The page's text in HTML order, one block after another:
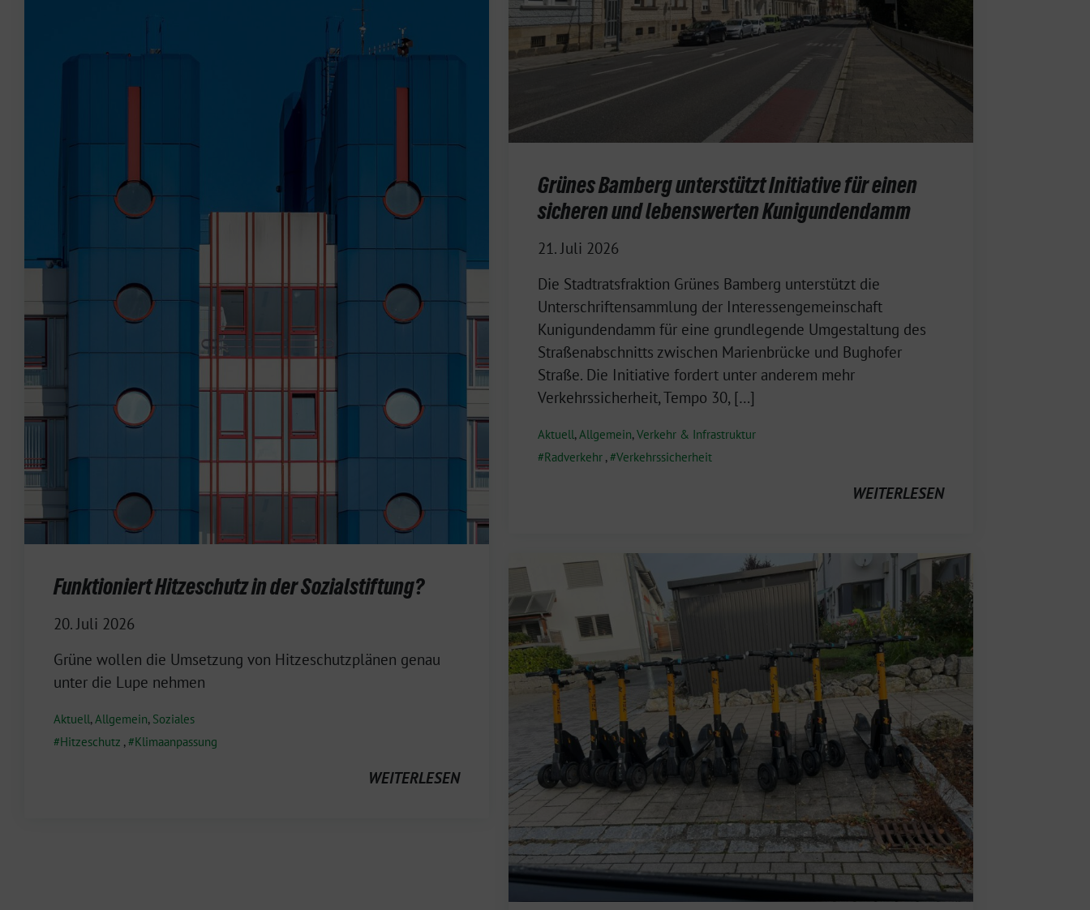
Grünes Bamberg unterstützt Initiative für einen
sicheren und lebenswerten Kunigundendamm
21. Juli 2026
Die Stadtratsfraktion Grünes Bamberg unterstützt die
Unterschriftensammlung der Interessengemeinschaft
Kunigundendamm für eine grundlegende Umgestaltung des
Straßenabschnitts zwischen Marienbrücke und Bughofer
Straße. Die Initiative fordert unter anderem mehr
Verkehrssicherheit, Tempo 30, […]
Aktuell,Allgemein,Verkehr & Infrastruktur
Radverkehr , Verkehrssicherheit
WEITERLESEN
Funktioniert Hitzeschutz in der Sozialstiftung?
20. Juli 2026
Grüne wollen die Umsetzung von Hitzeschutzplänen genau
unter die Lupe nehmen
Aktuell,Allgemein, Soziales
Hitzeschutz , Klimaanpassung
WEITERLESEN